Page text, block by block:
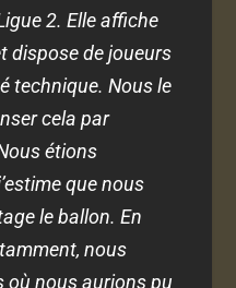
2. Elle affiche
dispose de joueurs
technique. Nous le
cela par
étions
que nous
le ballon. En
nous
où nous aurions pu